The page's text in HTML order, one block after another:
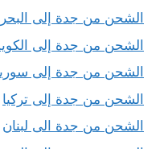
الشحن من جدة إلى
الشحن من جدة إلى
الشحن من جدة إلى
الشحن من جدة إلى تركيا
الشحن من جدة الى لبنان